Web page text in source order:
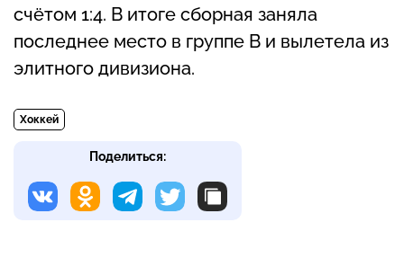
счётом 1:4. В итоге сборная заняла
последнее место в группе B и вылетела из
элитного дивизиона.
Хоккей
Поделиться: